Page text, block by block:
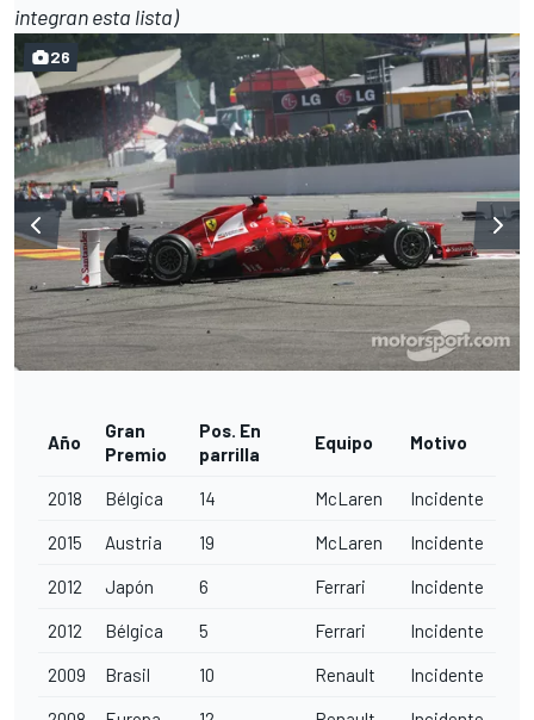
integran esta lista)
Año
Gran
Premio
Pos. En
parrilla
Equipo Motivo
2018 Bélgica 14 McLaren Incidente
2015 Austria 19 McLaren Incidente
2012 Japón 6 Ferrari Incidente
2012 Bélgica 5 Ferrari Incidente
2009 Brasil 10 Renault Incidente
26